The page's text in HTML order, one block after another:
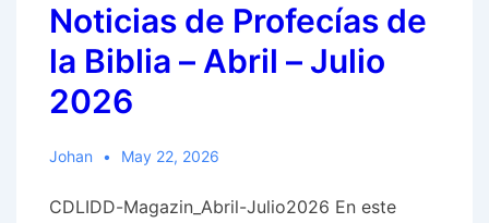
Noticias de Profecías de
la Biblia – Abril – Julio
2026
Johan May 22, 2026
CDLIDD-Magazin_Abril-Julio2026 En este